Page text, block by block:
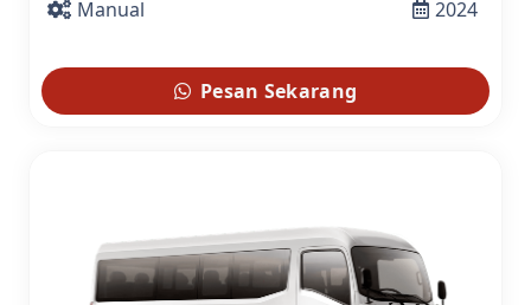
Manual
2024
Pesan Sekarang